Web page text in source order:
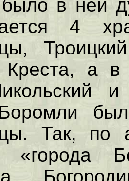
в ней
4
Креста, а
и
Так, по
«города